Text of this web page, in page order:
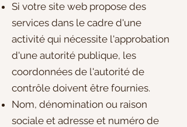
Si votre site web propose des
services dans le cadre d'une
activité qui nécessite l'approbation
d'une autorité publique, les
coordonnées de l'autorité de
contrôle doivent être fournies. ​​​
Nom, dénomination ou raison
sociale et adresse et numéro de